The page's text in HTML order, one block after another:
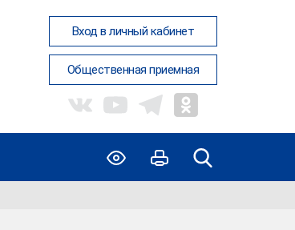
Вход в личный кабинет
Общественная приемная